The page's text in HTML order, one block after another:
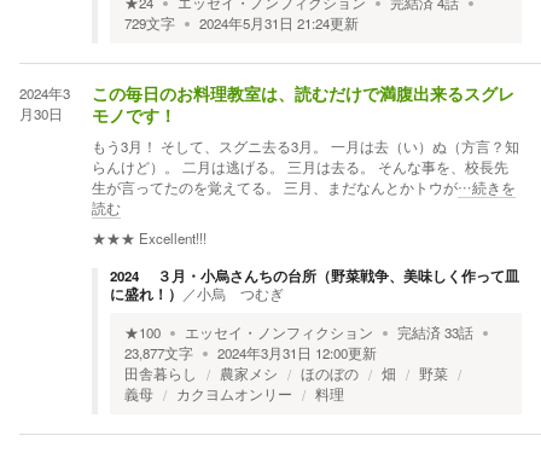
729文字 2024年5月31日 21:24更新
2024年3
月30日
この毎日のお料理教室は、読むだけで満腹出来るスグレ
モノです！
もう3月！ そして、スグニ去る3月。 一月は去（い）ぬ（方言？知
らんけど）。 二月は逃げる。 三月は去る。 そんな事を、校長先
生が言ってたのを覚えてる。 三月、まだなんとかトウが…続きを
読む
★★★ Excellent!!!
2024 ３月・小烏さんちの台所（野菜戦争、美味しく作って皿
に盛れ！）
／小烏 つむぎ
★100 エッセイ・ノンフィクション 完結済33話
23,877文字 2024年3月31日 12:00更新
田舎暮らし
農家メシ ほのぼの 畑
野菜
義母
カクヨムオンリー 料理